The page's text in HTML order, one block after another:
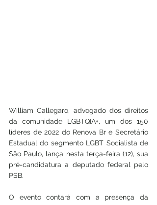
William Callegaro, advogado dos direitos
da comunidade LGBTQIA+, um dos 150
líderes de 2022 do Renova Br e Secretário
Estadual do segmento LGBT Socialista de
São Paulo, lança nesta terça-feira (12), sua
pré-candidatura a deputado federal pelo
PSB.
O evento contará com a presença da